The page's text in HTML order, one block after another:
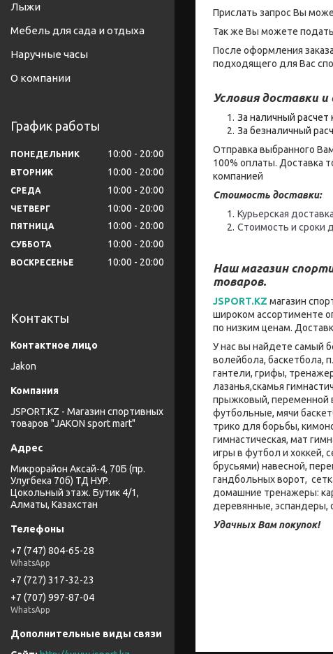
Прислать запрос Вы
Так же Вы можете
После оформления
подходящего для Вас
Условия доставки
За наличный расчет
За безналичный
Отправка выбранного
100% оплаты. Доставка
компанией
Стоимость доставки:
Курьерская
Стоимость и сроки
Наш магазин
товаров.
JSPORT.KZ магазин
широком ассортименте
по низким ценам.
У нас вы найдете самый
волейбола, баскетбола,
гантели, грифы,
лазанья,скамья
прыжковый, переменной
футбольные, мячи
трико для борьбы,
гимнастическая, мат
игры в футбол и хоккей,
брусьями) навесной,
гандбольных ворот,
домашние тренажеры:
деревянные, эспандеры,
Удачных Вам покупок!
Лыжи
Мебель для сада и отдыха
Наручные часы
О компании
График работы
ПОНЕДЕЛЬНИК 10:00 20:00
ВТОРНИК 10:00 20:00
СРЕДА 10:00 20:00
ЧЕТВЕРГ 10:00 20:00
ПЯТНИЦА 10:00 20:00
СУББОТА 10:00 20:00
ВОСКРЕСЕНЬЕ 10:00 20:00
Контакты
Jakon
JSPORT.KZ - Магазин спортивных
товаров "JAKON sport mart"
Микрорайон Аксай-4, 70Б (пр.
Улугбека 70б) ТД НУР.
Цокольный этаж. Бутик 4/1,
Алматы, Казахстан
+7 (747) 804-65-28
WhatsApp
+7 (727) 317-32-23
+7 (707) 997-87-04
WhatsApp